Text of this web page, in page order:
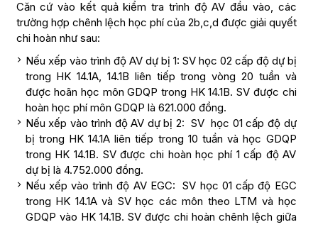
Căn cứ vào kết quả kiểm tra trình độ AV đầu vào, các
trường hợp chênh lệch học phí của 2b,c,d được giải quyết
chi hoàn như sau:
Nếu xếp vào trình độ AV dự bị 1: SV học 02 cấp độ dự bị
trong HK 14.1A, 14.1B liên tiếp trong vòng 20 tuần và
được hoãn học môn GDQP trong HK 14.1B. SV được chi
hoàn học phí môn GDQP là 621.000 đồng.
Nếu xếp vào trình độ AV dự bị 2: SV học 01 cấp độ dự
bị trong HK 14.1A liên tiếp trong 10 tuần và học GDQP
trong HK 14.1B. SV được chi hoàn học phí 1 cấp độ AV
dự bị là 4.752.000 đồng.
Nếu xếp vào trình độ AV EGC: SV học 01 cấp độ EGC
trong HK 14.1A và SV học các môn theo LTM và học
GDQP vào HK 14.1B. SV được chi hoàn chênh lệch giữa